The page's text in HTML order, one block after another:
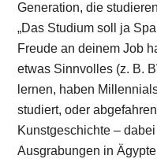
Generation, die
„Das Studium soll ja
Freude an deinem Job
etwas Sinnvolles (z. B.
lernen, haben
studiert, oder
Kunstgeschichte –
Ausgrabungen in